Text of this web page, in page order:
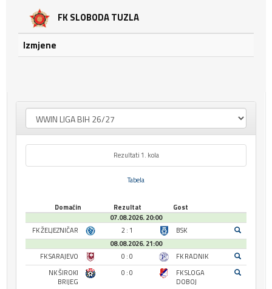
FK SLOBODA TUZLA
Izmjene
Rezultati 1. kola
Tabela
Domaćin Rezultat
Gost
07.08.2026. 20:00
FK ŽELJEZNIČAR
2 : 1
BSK
08.08.2026. 21:00
FK SARAJEVO
0 : 0
FK RADNIK
NK ŠIROKI
BRIJEG
0 : 0
FK SLOGA
DOBOJ